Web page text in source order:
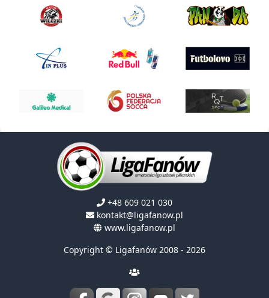
+48 609 021 030
kontakt@ligafanow.pl
www.ligafanow.pl
Copyright © Ligafanów 2008 - 2026